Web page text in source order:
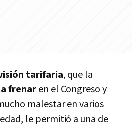
tarifaria, que la
frenaren el Congreso y
malestar en varios
le permitió a una de